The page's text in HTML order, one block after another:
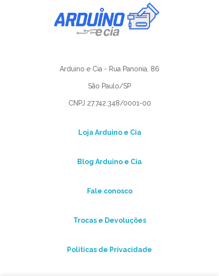
Arduino e Cia - Rua Panonia, 86
São Paulo/SP
CNPJ 27.742.348/0001-00
Loja Arduino e Cia
Blog Arduino e Cia
Fale conosco
Trocas e Devoluções
Politicas de Privacidade